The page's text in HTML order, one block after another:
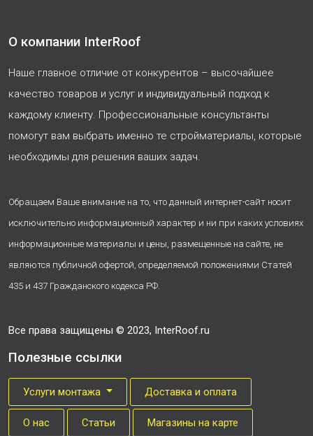
О компании InterRoof
Наше главное отличие от конкурентов – высочайшее
качество товаров и услуг и индивидуальный подход к
каждому клиенту. Профессиональные консультанты
помогут вам выбрать именно те стройматериалы, которые
необходимы для решения ваших задач.
Обращаем Ваше внимание на то, что данный интернет-сайт носит
исключительно информационный характер и ни при каких условиях
информационные материалы и цены, размещенные на сайте, не
являются публичной офертой, определяемой положениями Статей
435 и 437 Гражданского кодекса РФ.
Все права защищены © 2023, InterRoof.ru
Полезные ссылки
Услуги монтажа Доставка и оплата
О нас Cтатьи Магазины на карте